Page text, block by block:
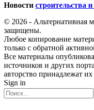
Новости строительства
© 2026 - Альтернативная
защищены.
Любое копирование
только с обратной
Все материалы
источников и других
авторство принадлежат
Sign in